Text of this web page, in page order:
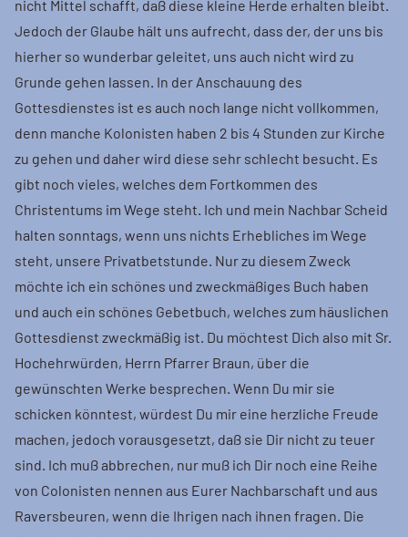
nicht Mittel schafft, daß diese kleine Herde erhalten bleibt.
Jedoch der Glaube hält uns aufrecht, dass der, der uns bis
hierher so wunderbar geleitet, uns auch nicht wird zu
Grunde gehen lassen. In der Anschauung des
Gottesdienstes ist es auch noch lange nicht vollkommen,
denn manche Kolonisten haben 2 bis 4 Stunden zur Kirche
zu gehen und daher wird diese sehr schlecht besucht. Es
gibt noch vieles, welches dem Fortkommen des
Christentums im Wege steht. Ich und mein Nachbar Scheid
halten sonntags, wenn uns nichts Erhebliches im Wege
steht, unsere Privatbetstunde. Nur zu diesem Zweck
möchte ich ein schönes und zweckmäßiges Buch haben
und auch ein schönes Gebetbuch, welches zum häuslichen
Gottesdienst zweckmäßig ist. Du möchtest Dich also mit Sr.
Hochehrwürden, Herrn Pfarrer Braun, über die
gewünschten Werke besprechen. Wenn Du mir sie
schicken könntest, würdest Du mir eine herzliche Freude
machen, jedoch vorausgesetzt, daß sie Dir nicht zu teuer
sind. Ich muß abbrechen, nur muß ich Dir noch eine Reihe
von Colonisten nennen aus Eurer Nachbarschaft und aus
Raversbeuren, wenn die Ihrigen nach ihnen fragen. Die